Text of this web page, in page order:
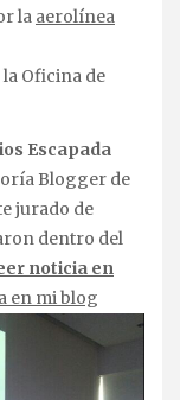
la aerolínea
Oficina de
Escapada
Blogger de
jurado de
dentro del
noticia en
en mi blog